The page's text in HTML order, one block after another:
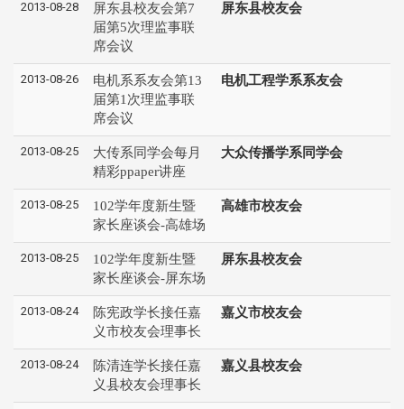
2013-08-28
屏东县校友会第7
届第5次理监事联
席会议
屏东县校友会
2013-08-26
电机系系友会第13
届第1次理监事联
席会议
电机工程学系系友会
2013-08-25
大传系同学会每月
精彩ppaper讲座
大众传播学系同学会
2013-08-25
102学年度新生暨
家长座谈会-高雄场
高雄市校友会
2013-08-25
102学年度新生暨
家长座谈会-屏东场
屏东县校友会
2013-08-24
陈宪政学长接任嘉
义市校友会理事长
嘉义市校友会
2013-08-24
陈清连学长接任嘉
义县校友会理事长
嘉义县校友会